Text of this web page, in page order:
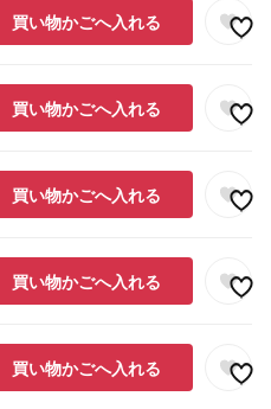
買い物かごへ入れる
買い物かごへ入れる
買い物かごへ入れる
買い物かごへ入れる
買い物かごへ入れる